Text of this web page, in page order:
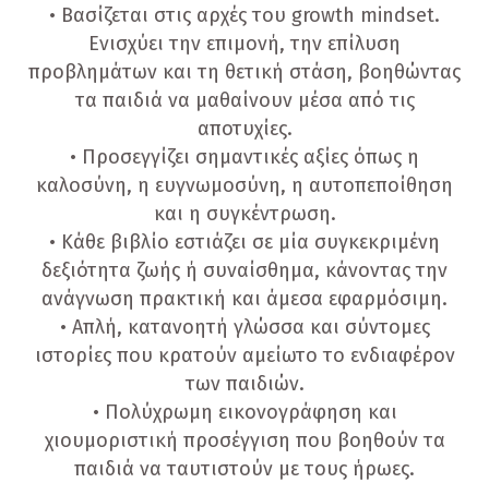
• Βασίζεται στις αρχές του growth mindset.
Ενισχύει την επιμονή, την επίλυση
προβλημάτων και τη θετική στάση, βοηθώντας
τα παιδιά να μαθαίνουν μέσα από τις
αποτυχίες.
• Προσεγγίζει σημαντικές αξίες όπως η
καλοσύνη, η ευγνωμοσύνη, η αυτοπεποίθηση
και η συγκέντρωση.
• Κάθε βιβλίο εστιάζει σε μία συγκεκριμένη
δεξιότητα ζωής ή συναίσθημα, κάνοντας την
ανάγνωση πρακτική και άμεσα εφαρμόσιμη.
• Απλή, κατανοητή γλώσσα και σύντομες
ιστορίες που κρατούν αμείωτο το ενδιαφέρον
των παιδιών.
• Πολύχρωμη εικονογράφηση και
χιουμοριστική προσέγγιση που βοηθούν τα
παιδιά να ταυτιστούν με τους ήρωες.